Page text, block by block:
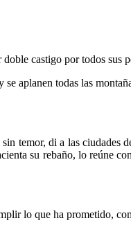
castigo por todos sus
aplanen todas las
temor, di a las ciudades
su rebaño, lo reúne
lo que ha prometido,